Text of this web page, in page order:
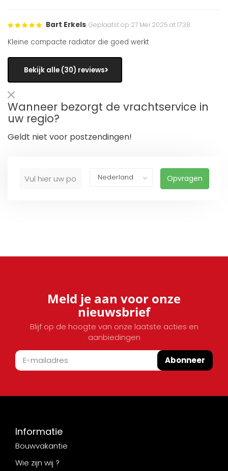
Bart Erkels Geplaatst op 27 Mei 2025 at 17:38
Kleine compacte radiator die goed werkt
Bekijk alle (30) reviews
Wanneer bezorgt de vrachtservice in
uw regio?
Geldt niet voor postzendingen!
Opvragen
Meld je aan voor onze
nieuwsbrief
Blijf op de hoogte van onze laatste acties en
aanbiedingen
Abonneer
Informatie
Bouwvakantie
Wie zijn wij ?